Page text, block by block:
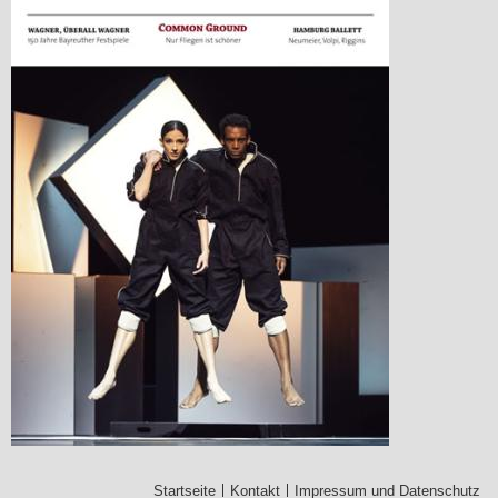
Startseite Kontakt Impressum und Datenschutz